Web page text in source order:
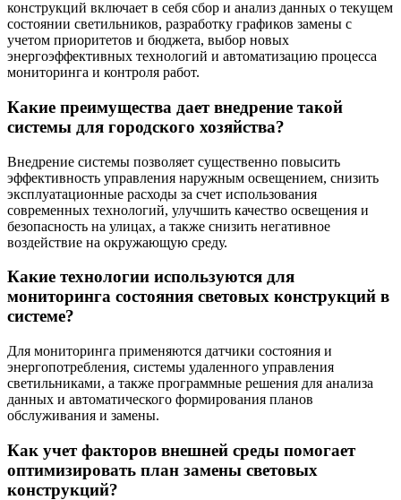
конструкций включает в себя сбор и анализ данных о текущем
состоянии светильников, разработку графиков замены с
учетом приоритетов и бюджета, выбор новых
энергоэффективных технологий и автоматизацию процесса
мониторинга и контроля работ.
Какие преимущества дает внедрение такой
системы для городского хозяйства?
Внедрение системы позволяет существенно повысить
эффективность управления наружным освещением, снизить
эксплуатационные расходы за счет использования
современных технологий, улучшить качество освещения и
безопасность на улицах, а также снизить негативное
воздействие на окружающую среду.
Какие технологии используются для
мониторинга состояния световых конструкций в
системе?
Для мониторинга применяются датчики состояния и
энергопотребления, системы удаленного управления
светильниками, а также программные решения для анализа
данных и автоматического формирования планов
обслуживания и замены.
Как учет факторов внешней среды помогает
оптимизировать план замены световых
конструкций?